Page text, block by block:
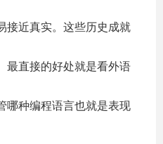
接近真实。这些历史成就
最直接的好处就是看外语
哪种编程语言也就是表现